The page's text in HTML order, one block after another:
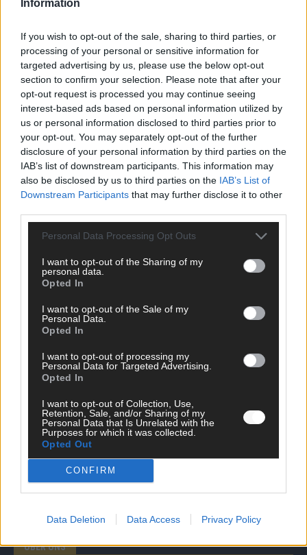
Information
If you wish to opt-out of the sale, sharing to third parties, or
processing of your personal or sensitive information for
targeted advertising by us, please use the below opt-out
section to confirm your selection. Please note that after your
opt-out request is processed you may continue seeing
interest-based ads based on personal information utilized by
us or personal information disclosed to third parties prior to
your opt-out. You may separately opt-out of the further
disclosure of your personal information by third parties on the
IAB’s list of downstream participants. This information may
also be disclosed by us to third parties on the IAB’s List of
Downstream Participants that may further disclose it to other
Personal Data Processing Opt Outs
I want to opt-out of the Sharing of my
personal data.
Opted In
I want to opt-out of the Sale of my
Personal Data.
Opted In
I want to opt-out of processing my
Personal Data for Targeted Advertising.
Opted In
I want to opt-out of Collection, Use,
Retention, Sale, and/or Sharing of my
Personal Data that Is Unrelated with the
Purposes for which it was collected.
Opted Out
CONFIRM
Data Deletion Data Access Privacy Policy
SCHNELL ZUM RESSORT
Nachrichten
Wirtschaft
Ratgeber
Kommentar
Eurovision
FLASH – DAS VIDEOPORTAL
ÜBER UNS